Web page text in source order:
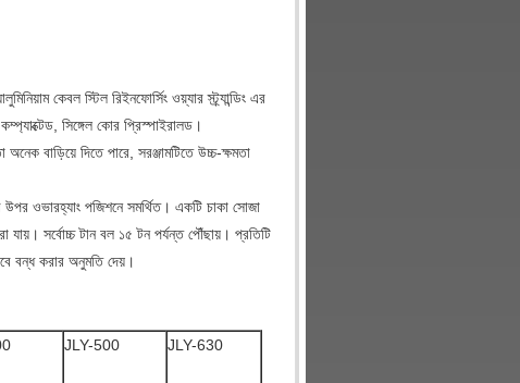
কেবল স্টিল রিইনফোর্সিং ওয়্যার স্ট্র্যান্ডিং এর
সিঙ্গেল কোর প্রিস্পাইরালড।
বাড়িয়ে দিতে পারে, সরঞ্জামটিতে উচ্চ-ক্ষমতা
উপর ওভারহ্যাং পজিশনে সমর্থিত। একটি চাকা সোজা
যায়। সর্বোচ্চ টান বল ১৫ টন পর্যন্ত পৌঁছায়। প্রতিটি
বন্ধ করার অনুমতি দেয়।
JLY-500 JLY-630